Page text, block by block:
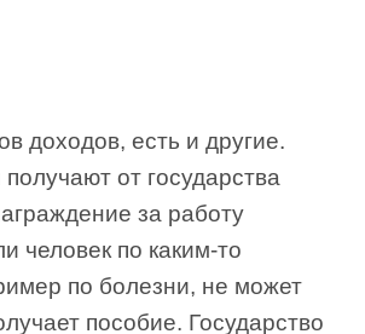
доходов, есть и другие.
от государства
за работу
человек по каким-то
по болезни, не может
пособие. Государство